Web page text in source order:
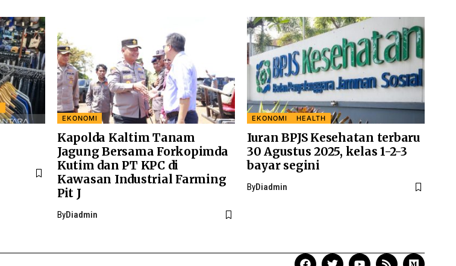
EKONOMI
Kapolda Kaltim Tanam
Jagung Bersama Forkopimda
Kutim dan PT KPC di
Kawasan Industrial Farming
Pit J
ByDiadmin
EKONOMI HEALTH
Iuran BPJS Kesehatan terbaru
30 Agustus 2025, kelas 1-2-3
bayar segini
ByDiadmin